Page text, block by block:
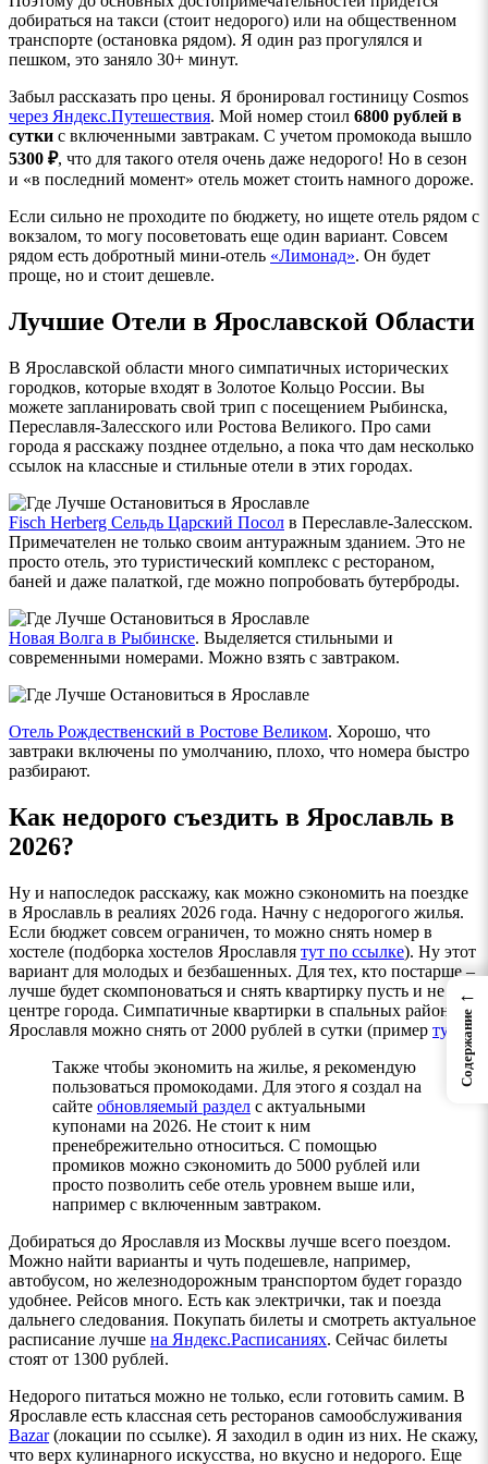
добираться на такси (стоит недорого) или на общественном
транспорте (остановка рядом). Я один раз прогулялся и
пешком, это заняло 30+ минут.
Забыл рассказать про цены. Я бронировал гостиницу Cosmos
через Яндекс.Путешествия. Мой номер стоил 6800 рублей в
сутки с включенными завтракам. С учетом промокода вышло
5300 ₽, что для такого отеля очень даже недорого! Но в сезон
и «в последний момент» отель может стоить намного дороже.
Если сильно не проходите по бюджету, но ищете отель рядом с
вокзалом, то могу посоветовать еще один вариант. Совсем
рядом есть добротный мини-отель «Лимонад». Он будет
проще, но и стоит дешевле.
Лучшие Отели в Ярославской Области
В Ярославской области много симпатичных исторических
городков, которые входят в Золотое Кольцо России. Вы
можете запланировать свой трип с посещением Рыбинска,
Переславля-Залесского или Ростова Великого. Про сами
города я расскажу позднее отдельно, а пока что дам несколько
ссылок на классные и стильные отели в этих городах.
Fisch Herberg Сельдь Царский Посол в Переславле-Залесском.
Примечателен не только своим антуражным зданием. Это не
просто отель, это туристический комплекс с рестораном,
баней и даже палаткой, где можно попробовать бутерброды.
Новая Волга в Рыбинске. Выделяется стильными и
современными номерами. Можно взять с завтраком.
Отель Рождественский в Ростове Великом. Хорошо, что
завтраки включены по умолчанию, плохо, что номера быстро
разбирают.
Как недорого съездить в Ярославль в
2026?
Ну и напоследок расскажу, как можно сэкономить на поездке
в Ярославль в реалиях 2026 года. Начну с недорогого жилья.
Если бюджет совсем ограничен, то можно снять номер в
хостеле (подборка хостелов Ярославля тут по ссылке). Ну этот
вариант для молодых и безбашенных. Для тех, кто постарше –
лучше будет скомпоноваться и снять квартирку пусть и не в
центре города. Симпатичные квартирки в спальных районах
Ярославля можно снять от 2000 рублей в сутки (пример тут
).
Также чтобы экономить на жилье, я рекомендую
пользоваться промокодами. Для этого я создал на
сайте обновляемый раздел с актуальными
купонами на 2026. Не стоит к ним
пренебрежительно относиться. С помощью
промиков можно сэкономить до 5000 рублей или
просто позволить себе отель уровнем выше или,
например с включенным завтраком.
Добираться до Ярославля из Москвы лучше всего поездом.
Можно найти варианты и чуть подешевле, например,
автобусом, но железнодорожным транспортом будет гораздо
удобнее. Рейсов много. Есть как электрички, так и поезда
дальнего следования. Покупать билеты и смотреть актуальное
расписание лучше на Яндекс.Расписаниях. Сейчас билеты
стоят от 1300 рублей.
Недорого питаться можно не только, если готовить самим. В
Ярославле есть классная сеть ресторанов самообслуживания
Bazar(локации по ссылке). Я заходил в один из них. Не скажу,
что верх кулинарного искусства, но вкусно и недорого. Еще
←
Содержание